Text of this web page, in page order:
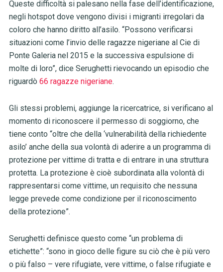
Queste difficoltà si palesano nella fase dell’identificazione,
negli hotspot dove vengono divisi i migranti irregolari da
coloro che hanno diritto all’asilo. “Possono verificarsi
situazioni come l’invio delle ragazze nigeriane al Cie di
Ponte Galeria nel 2015 e la successiva espulsione di
molte di loro”, dice Serughetti rievocando un episodio che
riguardò 66 ragazze nigeriane.
Gli stessi problemi, aggiunge la ricercatrice, si verificano al
momento di riconoscere il permesso di soggiorno, che
tiene conto “oltre che della ‘vulnerabilità della richiedente
asilo’ anche della sua volontà di aderire a un programma di
protezione per vittime di tratta e di entrare in una struttura
protetta. La protezione è cioè subordinata alla volontà di
rappresentarsi come vittime, un requisito che nessuna
legge prevede come condizione per il riconoscimento
della protezione”.
Serughetti definisce questo come “un problema di
etichette”: “sono in gioco delle figure su ciò che è più vero
o più falso – vere rifugiate, vere vittime, o false rifugiate e